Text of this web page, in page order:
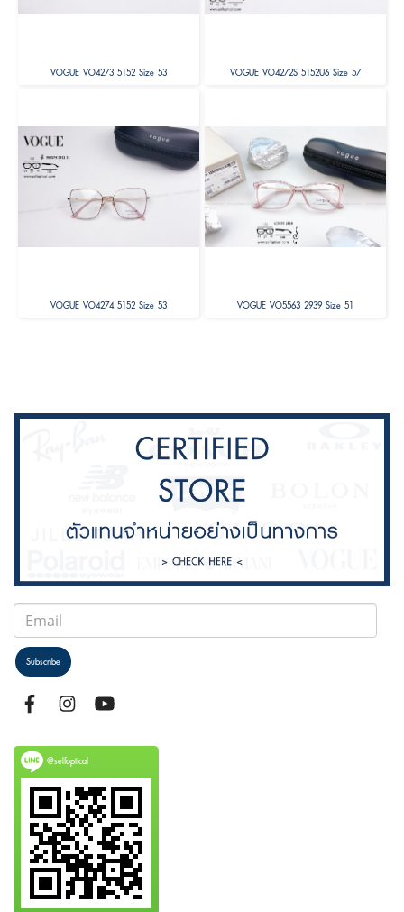
VOGUE VO4273 5152 Size 53 VOGUE VO4272S 5152U6 Size 57
VOGUE VO4274 5152 Size 53 VOGUE VO5563 2939 Size 51
Subscribe
@selfoptical